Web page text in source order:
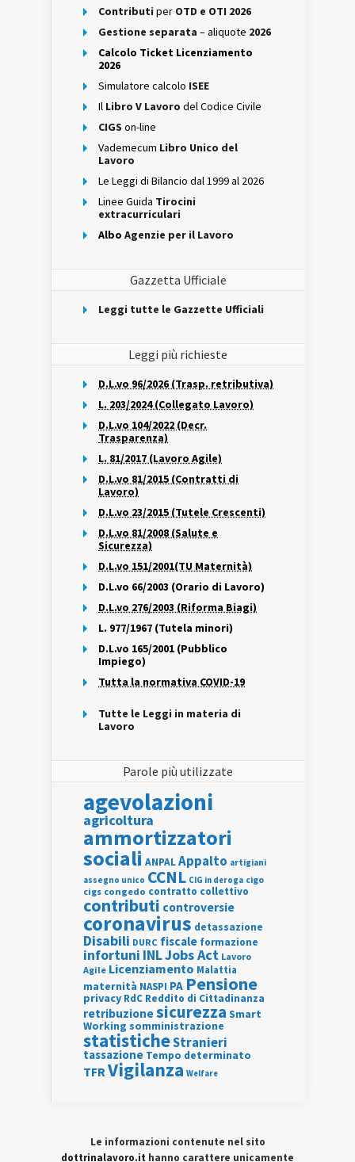
Contributi per OTD e OTI 2026
Gestione separata – aliquote 2026
Calcolo Ticket Licenziamento
2026
Simulatore calcolo ISEE
Il Libro V Lavoro del Codice Civile
CIGS on-line
Vademecum Libro Unico del
Lavoro
Le Leggi di Bilancio dal 1999 al 2026
Linee Guida Tirocini
extracurriculari
Albo Agenzie per il Lavoro
Gazzetta Ufficiale
Leggi tutte le Gazzette Ufficiali
Leggi più richieste
D.L.vo 96/2026 (Trasp. retributiva)
L. 203/2024 (Collegato Lavoro)
D.L.vo 104/2022 (Decr.
Trasparenza)
L. 81/2017 (Lavoro Agile)
D.L.vo 81/2015 (Contratti di
Lavoro)
D.L.vo 23/2015 (Tutele Crescenti)
D.L.vo 81/2008 (Salute e
Sicurezza)
D.L.vo 151/2001(TU Maternità)
D.L.vo 66/2003 (Orario di Lavoro)
D.L.vo 276/2003 (Riforma Biagi)
L. 977/1967 (Tutela minori)
D.L.vo 165/2001 (Pubblico
Impiego)
Tutta la normativa COVID-19
Tutte le Leggi in materia di
Lavoro
Parole più utilizzate
agevolazioni
agricoltura
ammortizzatori
sociali ANPALAppalto artigiani
assegno unico CCNL CIG in deroga cigo
cigs congedo contratto collettivo
contributi controversie
coronavirus detassazione
Disabili DURC fiscale formazione
infortuni INLJobs Act Lavoro
Agile Licenziamento Malattia
maternità NASPI PA Pensione
privacy RdC Reddito di Cittadinanza
retribuzionesicurezza Smart
Working somministrazione
statisticheStranieri
tassazione Tempo determinato
TFRVigilanza Welfare
Le informazioni contenute nel sito
dottrinalavoro.it hanno carattere unicamente